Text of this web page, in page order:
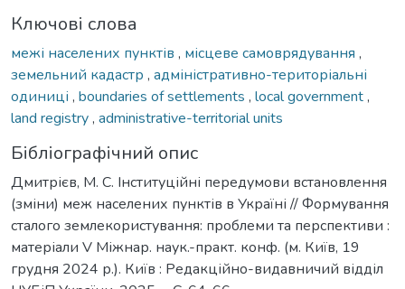
Ключові слова
межі населених пунктів , місцеве самоврядування ,
земельний кадастр , адміністративно-територіальні
одиниці , boundaries of settlements , local government,
land registry, administrative-territorial units
Бібліографічний опис
Дмитрієв, М. С. Інституційні передумови встановлення
(зміни) меж населених пунктів в Україні // Формування
сталого землекористування: проблеми та перспективи :
матеріали V Міжнар. наук.-практ. конф. (м. Київ, 19
грудня 2024 р.). Київ : Редакційно-видавничий відділ